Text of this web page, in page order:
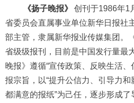
《扬子晚报》
创刊于1986年1
省委员会直属事业单位新华日报社
部主管，隶属新华报业传媒集团。
省级级报刊，目前是中国发行量最
晚报》遵循“宣传政策、反映生活
报宗旨，以“提升公信力、引导力
都满意的报纸”为己任，逐步形成